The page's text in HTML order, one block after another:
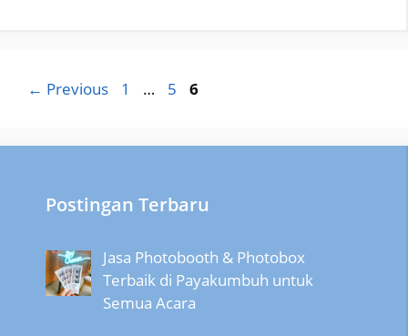
← Previous Page
1 … Page
5 Page
6
Postingan Terbaru
Jasa Photobooth & Photobox
Terbaik di Payakumbuh untuk
Semua Acara